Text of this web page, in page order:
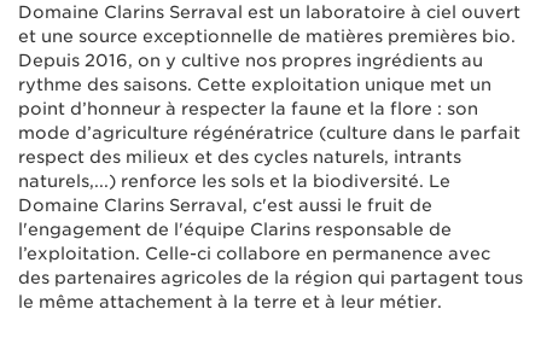
Domaine Clarins Serraval est un laboratoire à ciel ouvert
et une source exceptionnelle de matières premières bio.
Depuis 2016, on y cultive nos propres ingrédients au
rythme des saisons. Cette exploitation unique met un
point d’honneur à respecter la faune et la flore : son
mode d’agriculture régénératrice (culture dans le parfait
respect des milieux et des cycles naturels, intrants
naturels,...) renforce les sols et la biodiversité. Le
Domaine Clarins Serraval, c'est aussi le fruit de
l'engagement de l'équipe Clarins responsable de
l’exploitation. Celle-ci collabore en permanence avec
des partenaires agricoles de la région qui partagent tous
le même attachement à la terre et à leur métier.